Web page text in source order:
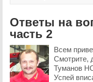
Ответы на
часть 2
Всем
Смотрите,
Туманов
Успей